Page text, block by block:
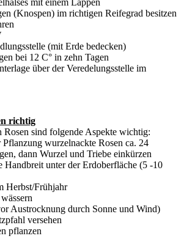
mit einem Lappen
(Knospen) im richtigen Reifegrad besitzen
(mit Erde bedecken)
bei 12 C° in zehn Tagen
über der Veredelungsstelle im
richtig
sind folgende Aspekte wichtig:
Pflanzung wurzelnackte Rosen ca. 24
dann Wurzel und Triebe einkürzen
Handbreit unter der Erdoberfläche (5 -10
Herbst/Frühjahr
Austrocknung durch Sonne und Wind)
versehen
pflanzen